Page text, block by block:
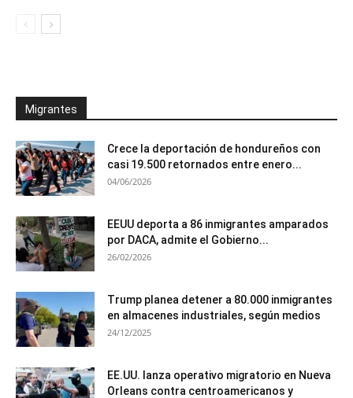
Migrantes
Crece la deportación de hondureños con
casi 19.500 retornados entre enero...
04/06/2026
EEUU deporta a 86 inmigrantes amparados
por DACA, admite el Gobierno...
26/02/2026
Trump planea detener a 80.000 inmigrantes
en almacenes industriales, según medios
24/12/2025
EE.UU. lanza operativo migratorio en Nueva
Orleans contra centroamericanos y